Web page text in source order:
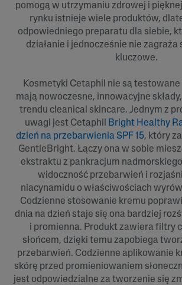
pomogą w utrzymaniu zdrowej i
rynku istnieje wiele produktów,
odpowiedniego preparatu dla siebie,
działanie i jednocześnie nie
kluczowe.
Kosmetyki Cetaphil nie są
mają nowoczesne, innowacyjne
trendu cleanical skincare. Jednym z
uwagi jest Cetaphil
Bright Healthy
dzień na przebarwienia SPF 15, który
GentleBright. Łączy ona w sobie
ekstraktu z pankracjum
widoczność przebarwień i
niacynamidu o właściwościach
Codzienne stosowanie kremu
dnia na dzień staje się ona bardziej
i promienna. Produkt zawiera filtry
słońcem, dzięki temu zapobiega
przebarwień. Codzienne aplikowanie
skórę przed promieniowaniem
jest odpowiedzialne za tworzenie się